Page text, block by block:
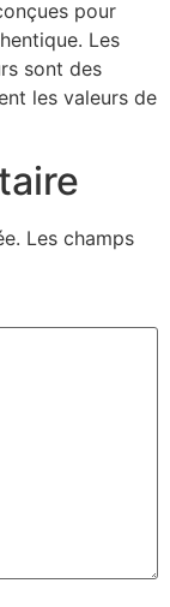
pour
Les
sont des
les valeurs de
Les champs